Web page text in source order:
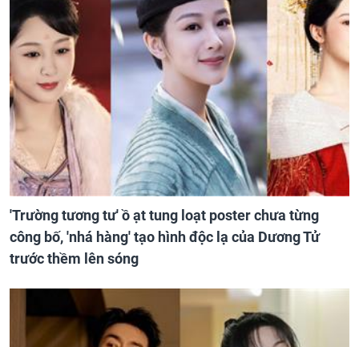
'Trường tương tư' ồ ạt tung loạt poster chưa từng
công bố, 'nhá hàng' tạo hình độc lạ của Dương Tử
trước thềm lên sóng